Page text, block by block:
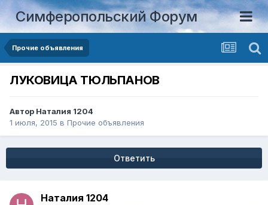
Симферопольский Форум
Прочие объявления
ЛУКОВИЦА ТЮЛЬПАНОВ
Автор Наталия 1204
1 июля, 2015 в Прочие объявления
Ответить
Наталия 1204